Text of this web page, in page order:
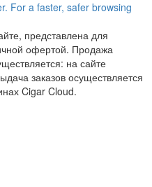
представлена для
офертой. Продажа
на сайте
заказов осуществляется
Cigar Cloud.